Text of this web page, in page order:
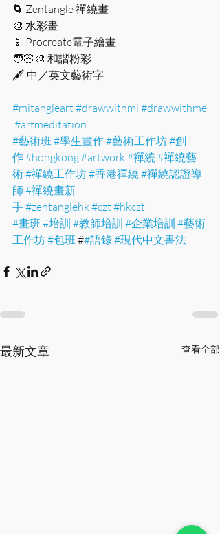
🌀 Zentangle 禪繞畫
🎨 水彩畫
📱 Procreate電子繪畫
🧑🏻‍🎨 和諧粉彩
🖋 中／英文藝術字
#mitangleart #drawwithmi #drawwithme
#artmeditation
#藝術班#學生畫作#藝術工作坊#創
作#hongkong#artwork#禪繞#禪繞藝
術#禪繞工作坊#香港禪繞#禪繞認證導
師 #禪繞畫新
手#zentanglehk#czt #hkczt
#畫班#培訓 #教師培訓 #企業培訓 #藝術
工作坊#包班 ##語錄#現代中文書法
最新文章 查看全部